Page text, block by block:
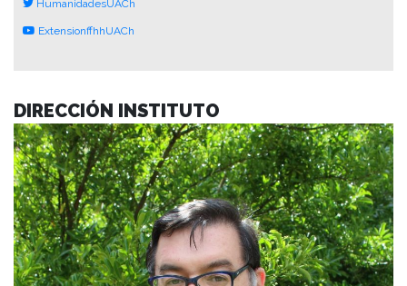
HumanidadesUACh
ExtensionffhhUACh
DIRECCIÓN INSTITUTO